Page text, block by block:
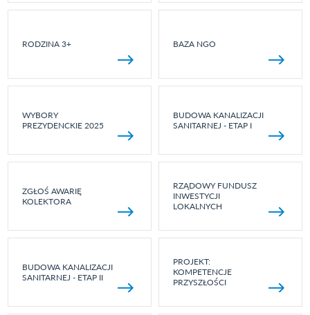
RODZINA 3+ BAZA NGO
WYBORY
PREZYDENCKIE 2025
BUDOWA KANALIZACJI
SANITARNEJ - ETAP I
ZGŁOŚ AWARIĘ
KOLEKTORA
RZĄDOWY FUNDUSZ
INWESTYCJI
LOKALNYCH
BUDOWA KANALIZACJI
SANITARNEJ - ETAP II
PROJEKT:
KOMPETENCJE
PRZYSZŁOŚCI